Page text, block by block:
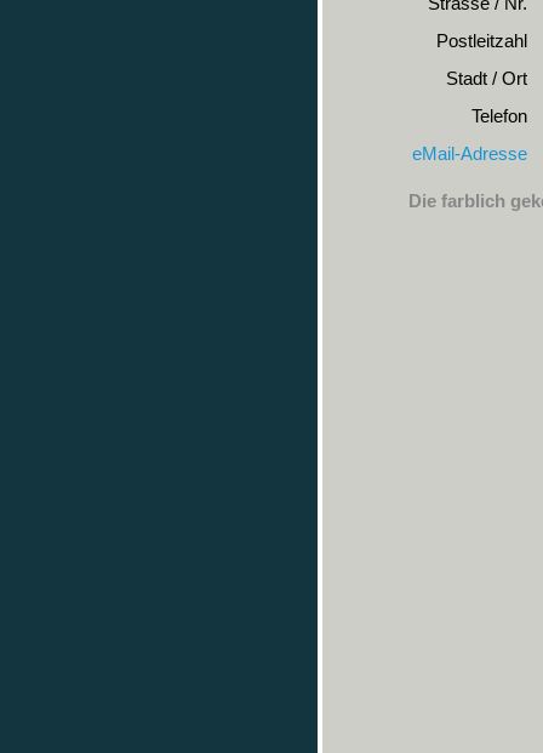
Postleitzahl
Stadt / Ort
Telefon
eMail-Adresse
Die farblich